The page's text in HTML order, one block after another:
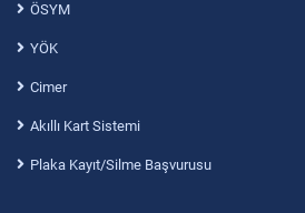
ÖSYM
YÖK
Cimer
Akıllı Kart Sistemi
Plaka Kayıt/Silme Başvurusu